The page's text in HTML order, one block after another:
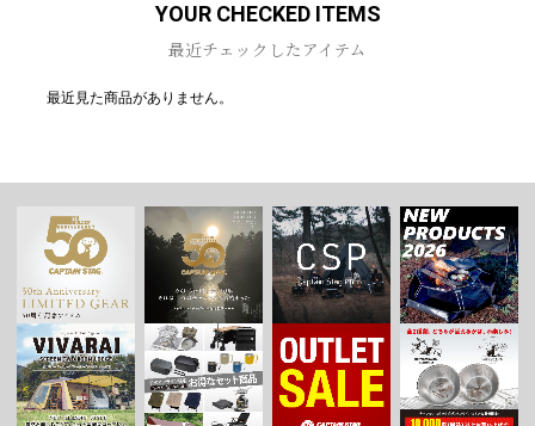
YOUR CHECKED ITEMS
最近チェックしたアイテム
最近見た商品がありません。